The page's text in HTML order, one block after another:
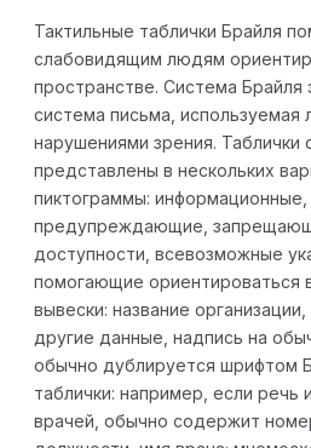
Тактильные таблички Брайля
слабовидящим людям
пространстве. Система Брайля
система письма, используемая
нарушениями зрения. Таблички
представлены в нескольких
пиктограммы: информационные,
предупреждающие,
доступности, всевозможные
помогающие ориентироваться
вывески: название
другие данные, надпись на
обычно дублируется шрифтом
таблички: например, если речь
врачей, обычно содержит